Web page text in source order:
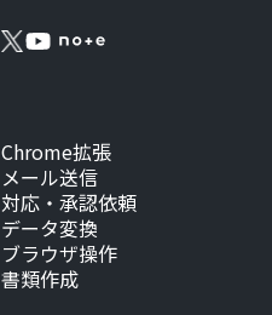
Chrome拡張
メール送信
対応・承認依頼
データ変換
ブラウザ操作
書類作成